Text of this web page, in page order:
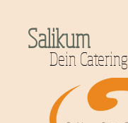
Salikum
Dein Catering